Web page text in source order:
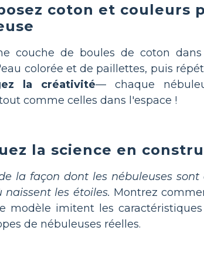
coton et couleurs
couche de boules de coton
colorée et de paillettes, puis
la créativité— chaque
comme celles dans l'espace !
la science en
la façon dont les nébuleuses
naissent les étoiles. Montrez
modèle imitent les
de nébuleuses réelles.